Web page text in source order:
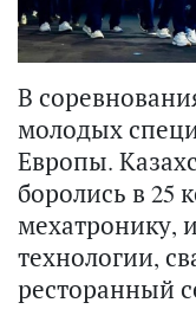
В
молодых
Европы.
боролись в 25
мехатронику,
технологии,
ресторанный